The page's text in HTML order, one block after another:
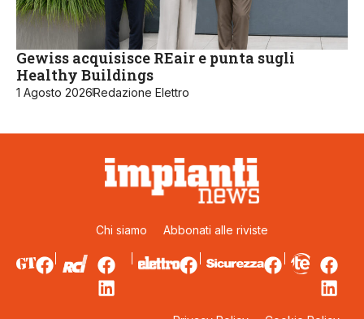
Gewiss acquisisce REair e punta sugli
Healthy Buildings
1 Agosto 2026Redazione Elettro
Chi siamo Abbonati alle riviste